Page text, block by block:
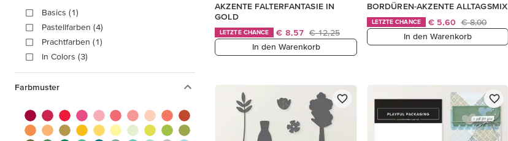
Basics (1)
Pastellfarben (4)
Prachtfarben (1)
In Colors (3)
Farbmuster
AKZENTE FALTERFANTASIE IN
GOLD
LETZTE CHANCE € 8,57 € 12,25
In den Warenkorb
BORDÜREN-AKZENTE ALLTAGSMIX
LETZTE CHANCE € 5,60 € 8,00
In den Warenkorb